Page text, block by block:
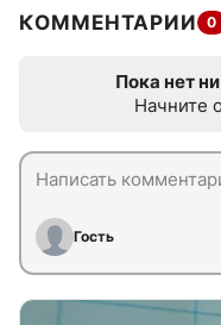
КОММЕНТАРИИ 0
Пока нет
Начните
Гость